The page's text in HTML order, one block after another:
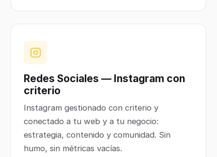
Redes Sociales — Instagram con
criterio
Instagram gestionado con criterio y
conectado a tu web y a tu negocio:
estrategia, contenido y comunidad. Sin
humo, sin métricas vacías.